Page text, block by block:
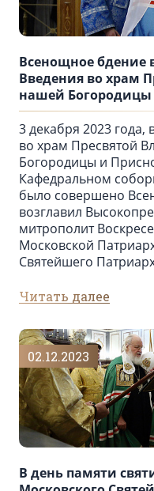
Всенощное бдение
Введения во храм
нашей
3 декабря 2023 года,
во храм Пресвятой
Богородицы и
Кафедральном
было совершено
возглавил
митрополит
Московской
Святейшего
Читать далее
02.12.2023
В день памяти